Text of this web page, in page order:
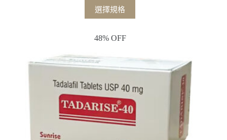
選擇規格
48% OFF